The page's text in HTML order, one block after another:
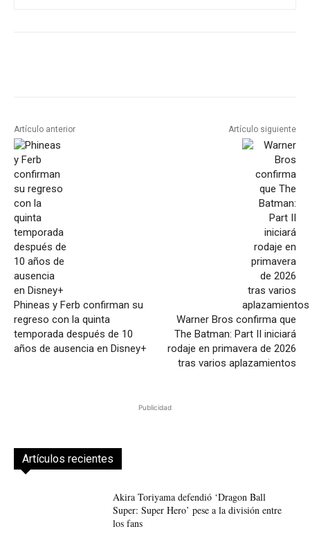
Artículo anterior
Phineas y Ferb confirman su
regreso con la quinta
temporada después de 10
años de ausencia en Disney+
Artículo siguiente
Warner Bros confirma que
The Batman: Part II iniciará
rodaje en primavera de 2026
tras varios aplazamientos
Publicidad
Artículos recientes
Akira Toriyama defendió ‘Dragon Ball
Super: Super Hero’ pese a la división entre
los fans